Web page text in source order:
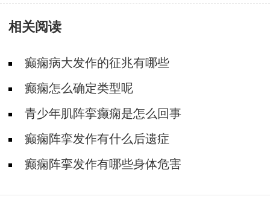
相关阅读
癫痫病大发作的征兆有哪些
癫痫怎么确定类型呢
青少年肌阵挛癫痫是怎么回事
癫痫阵挛发作有什么后遗症
癫痫阵挛发作有哪些身体危害